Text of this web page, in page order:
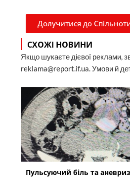
Долучитися до
СХОЖІ НОВИНИ
Якщо шукаєте дієвої реклами,
reklama@report.if.ua. Умови й
Пульсуючий біль та